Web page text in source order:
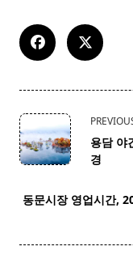
<span
class="nav-
subtitle
reader-
용담 야
경
동문시장 영업시간,